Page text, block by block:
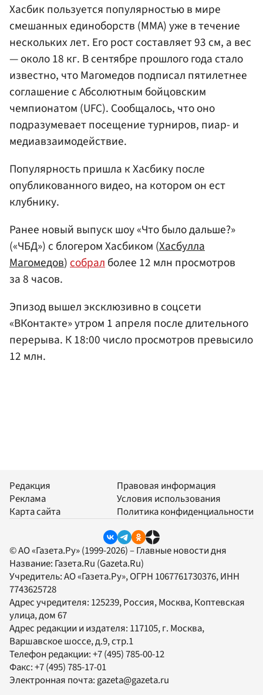
Хасбик пользуется популярностью в мире
смешанных единоборств (ММА) уже в течение
нескольких лет. Его рост составляет 93 см, а вес
— около 18 кг. В сентябре прошлого года стало
известно, что Магомедов подписал пятилетнее
соглашение с Абсолютным бойцовским
чемпионатом (UFC). Сообщалось, что оно
подразумевает посещение турниров, пиар- и
медиавзаимодействие.
Популярность пришла к Хасбику после
опубликованного видео, на котором он ест
клубнику.
Ранее новый выпуск шоу «Что было дальше?»
(«ЧБД») с блогером Хасбиком (Хасбулла
Магомедов)собралболее 12 млн просмотров
за 8 часов.
Эпизод вышел эксклюзивно в соцсети
«ВКонтакте» утром 1 апреля после длительного
перерыва. К 18:00 число просмотров превысило
12 млн.
Редакция
Реклама
Карта сайта
Правовая информация
Условия использования
Политика конфиденциальности
© АО «Газета.Ру» (1999-2026) – Главные новости дня
Название: Газета.Ru (Gazeta.Ru)
Учредитель:АО «Газета.Ру», ОГРН 1067761730376, ИНН
7743625728
Адрес учредителя: 125239, Россия, Москва, Коптевская
улица, дом 67
Адрес редакции и издателя: 117105, г. Москва,
Варшавское шоссе, д.9, стр.1
Телефон редакции:+7 (495) 785-00-12
Факс:+7 (495) 785-17-01
Электронная почта:gazeta@gazeta.ru